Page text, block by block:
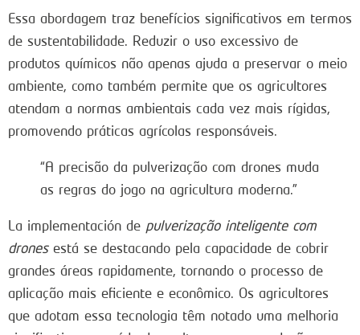
Essa abordagem traz benefícios significativos em termos
de sustentabilidade. Reduzir o uso excessivo de
produtos químicos não apenas ajuda a preservar o meio
ambiente, como também permite que os agricultores
atendam a normas ambientais cada vez mais rígidas,
promovendo práticas agrícolas responsáveis.
“A precisão da pulverização com drones muda
as regras do jogo na agricultura moderna.”
La implementación de pulverização inteligente com
dronesestá se destacando pela capacidade de cobrir
grandes áreas rapidamente, tornando o processo de
aplicação mais eficiente e econômico. Os agricultores
que adotam essa tecnologia têm notado uma melhoria